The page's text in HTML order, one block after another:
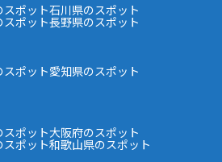
スポット石川県のスポット
スポット長野県のスポット
ポット愛知県のスポット
スポット大阪府のスポット
ポット和歌山県のスポット